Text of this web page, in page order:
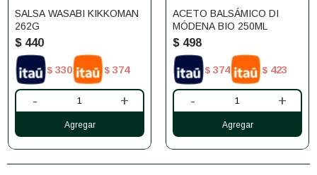
SALSA WASABI KIKKOMAN
262G
$ 440
$ 330 $ 374
- +
ACETO BALSÁMICO DI
MÓDENA BIO 250ML
$ 498
$ 374 $ 423
- +